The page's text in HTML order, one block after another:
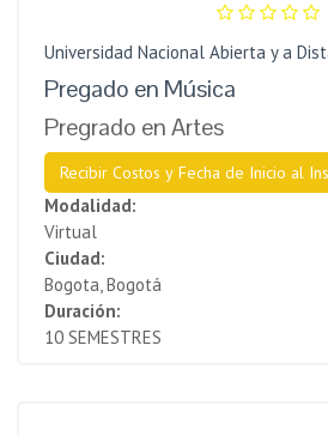
Universidad Nacional Abierta y a
Pregado en Música
Pregrado en Artes
Recibir Costos y Fecha de Inicio al
Modalidad:
Virtual
Ciudad:
Bogota, Bogotá
Duración:
10 SEMESTRES